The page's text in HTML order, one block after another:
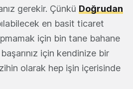
gerekir. Çünkü Doğrudan
en basit ticaret
için bin tane bahane
için kendinize bir
olarak hep işin içerisinde